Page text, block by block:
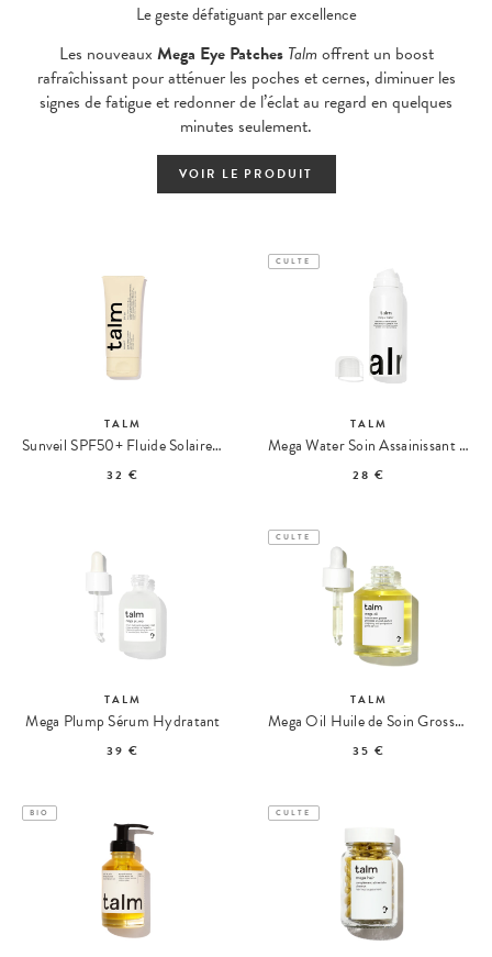
​Le geste défatiguant par excellence
Les nouveaux Mega Eye Patches Talm offrent un boost
rafraîchissant pour atténuer les poches et cernes, diminuer les
signes de fatigue et redonner de l’éclat au regard en quelques
minutes seulement.
VOIR LE PRODUIT
TALM
Sunveil SPF50+ Fluide Solaire Anti-Taches
32 €
CULTE
TALM
Mega Water Soin Assainissant & Apaisant
28 €
TALM
Mega Plump Sérum Hydratant
39 €
CULTE
TALM
Mega Oil Huile de Soin Grossesse & Post-Partum
35 €
BIO CULTE